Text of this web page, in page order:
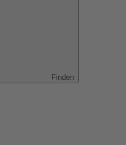
Finden